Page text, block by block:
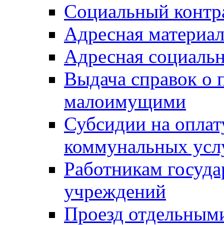
Социальный
Адресная
Адресная
Выдача справок о
малоимущими
Субсидии на
коммунальных
Работникам
учреждений
Проезд